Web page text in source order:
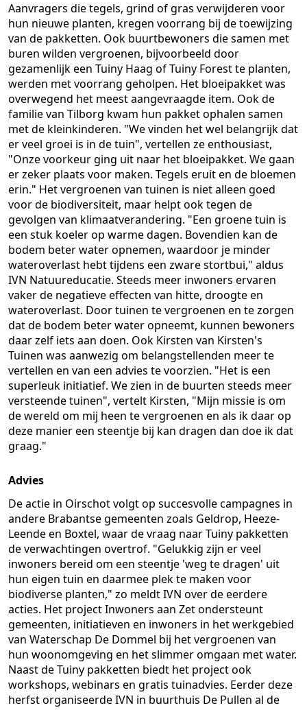
Aanvragers die tegels, grind of gras verwijderen voor
hun nieuwe planten, kregen voorrang bij de toewijzing
van de pakketten. Ook buurtbewoners die samen met
buren wilden vergroenen, bijvoorbeeld door
gezamenlijk een Tuiny Haag of Tuiny Forest te planten,
werden met voorrang geholpen. Het bloeipakket was
overwegend het meest aangevraagde item. Ook de
familie van Tilborg kwam hun pakket ophalen samen
met de kleinkinderen. "We vinden het wel belangrijk dat
er veel groei is in de tuin", vertellen ze enthousiast,
"Onze voorkeur ging uit naar het bloeipakket. We gaan
er zeker plaats voor maken. Tegels eruit en de bloemen
erin." Het vergroenen van tuinen is niet alleen goed
voor de biodiversiteit, maar helpt ook tegen de
gevolgen van klimaatverandering. "Een groene tuin is
een stuk koeler op warme dagen. Bovendien kan de
bodem beter water opnemen, waardoor je minder
wateroverlast hebt tijdens een zware stortbui," aldus
IVN Natuureducatie. Steeds meer inwoners ervaren
vaker de negatieve effecten van hitte, droogte en
wateroverlast. Door tuinen te vergroenen en te zorgen
dat de bodem beter water opneemt, kunnen bewoners
daar zelf iets aan doen. Ook Kirsten van Kirsten's
Tuinen was aanwezig om belangstellenden meer te
vertellen en van een advies te voorzien. "Het is een
superleuk initiatief. We zien in de buurten steeds meer
versteende tuinen", vertelt Kirsten, "Mijn missie is om
de wereld om mij heen te vergroenen en als ik daar op
deze manier een steentje bij kan dragen dan doe ik dat
graag."
Advies
De actie in Oirschot volgt op succesvolle campagnes in
andere Brabantse gemeenten zoals Geldrop, Heeze-
Leende en Boxtel, waar de vraag naar Tuiny pakketten
de verwachtingen overtrof. "Gelukkig zijn er veel
inwoners bereid om een steentje 'weg te dragen' uit
hun eigen tuin en daarmee plek te maken voor
biodiverse planten," zo meldt IVN over de eerdere
acties. Het project Inwoners aan Zet ondersteunt
gemeenten, initiatieven en inwoners in het werkgebied
van Waterschap De Dommel bij het vergroenen van
hun woonomgeving en het slimmer omgaan met water.
Naast de Tuiny pakketten biedt het project ook
workshops, webinars en gratis tuinadvies. Eerder deze
herfst organiseerde IVN in buurthuis De Pullen al de